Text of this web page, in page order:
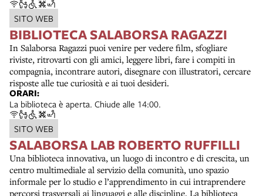
SITO WEB
BIBLIOTECA SALABORSA RAGAZZI
In Salaborsa Ragazzi puoi venire per vedere film, sfogliare
riviste, ritrovarti con gli amici, leggere libri, fare i compiti in
compagnia, incontrare autori, disegnare con illustratori, cercare
risposte alle tue curiosità e ai tuoi desideri.
ORARI:
La biblioteca è aperta. Chiude alle 14:00.
SITO WEB
SALABORSA LAB ROBERTO RUFFILLI
Una biblioteca innovativa, un luogo di incontro e di crescita, un
centro multimediale al servizio della comunità, uno spazio
informale per lo studio e l’apprendimento in cui intraprendere
percorsi trasversali ai linguaggi e alle discipline. La biblioteca